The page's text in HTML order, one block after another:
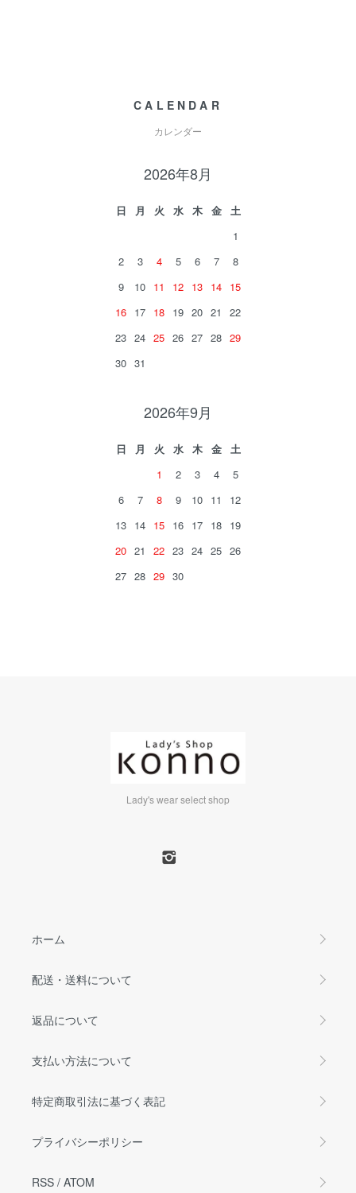
CALENDAR
カレンダー
2026年8月
日 月 火 水 木 金
土
1
2
3 4 5 6 7
8
9
10 11 12 13 14 15
16 17 18 19 20 21
22
23 24 25 26 27 28 29
30 31
2026年9月
日 月 火 水 木 金
土
1
2 3 4
5
6
7 8 9 10 11
12
13 14 15 16 17 18 19
20 21 22 23 24 25 26
27 28 29 30
Lady's wear select shop
ホーム
配送・送料について
返品について
支払い方法について
特定商取引法に基づく表記
プライバシーポリシー
RSS / ATOM